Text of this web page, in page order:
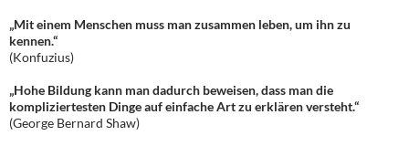
„Mit einem Menschen muss man zusammen leben, um ihn zu
kennen.“
(Konfuzius)
„Hohe Bildung kann man dadurch beweisen, dass man die
kompliziertesten Dinge auf einfache Art zu erklären versteht.“
(George Bernard Shaw)